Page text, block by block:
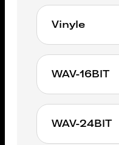
Vinyle
WAV-16BIT
WAV-24BIT